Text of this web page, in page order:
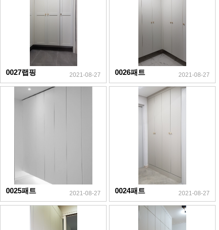
0027랩핑 2021-08-27 0026패트 2021-08-27
0025패트 2021-08-27 0024패트 2021-08-27